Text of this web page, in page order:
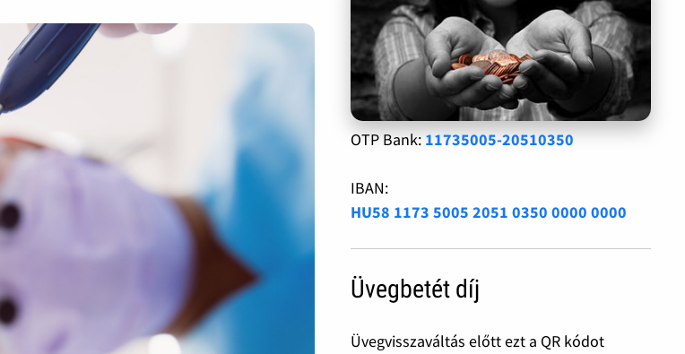
OTP Bank: 11735005-20510350
IBAN:
HU58 1173 5005 2051 0350 0000 0000
Üvegbetét díj
Üvegvisszaváltás előtt ezt a QR kódot